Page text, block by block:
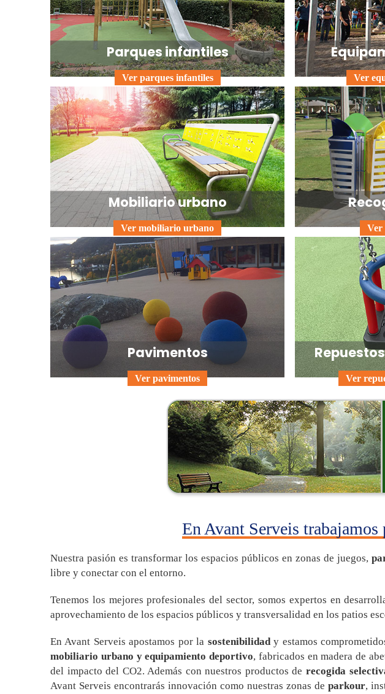
Parques infantiles
Ver parques infantiles Ver
Mobiliario urbano
Ver mobiliario urbano Ver
Pavimentos
Ver pavimentos Ver
En Avant Serveis
Nuestra pasión es transformar los espacios públicos en zonas de juegos,
libre y conectar con el entorno.
Tenemos los mejores profesionales del sector, somos expertos en
aprovechamiento de los espacios públicos y transversalidad en los patios
En Avant Serveis apostamos por la sostenibilidady estamos
mobiliario urbano y equipamiento deportivo, fabricados en madera de
del impacto del CO2. Además con nuestros productos derecogida
Avant Serveis encontrarás innovación como nuestras zonas de parkour,